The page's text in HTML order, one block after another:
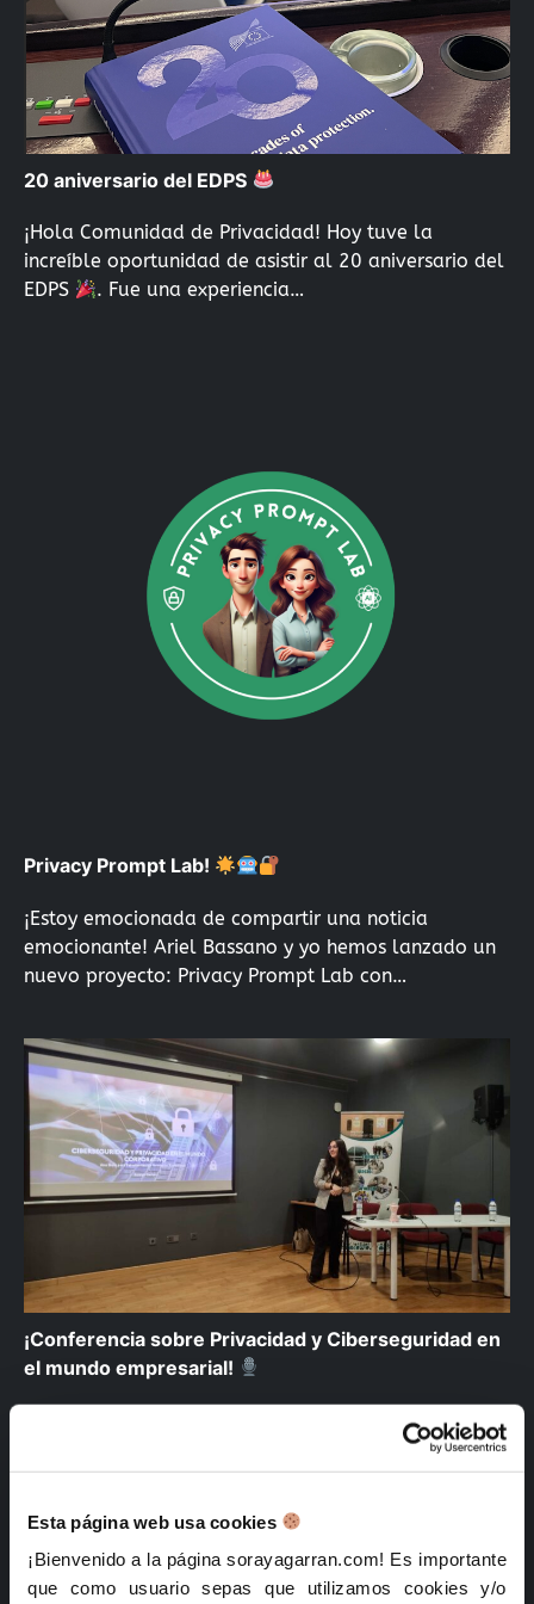
Esta página web usa cookies
¡Bienvenido a la página sorayagarran.com! Es importante
que como usuario sepas que utilizamos cookies y/o
20 aniversario del EDPS
¡Hola Comunidad de Privacidad! Hoy tuve la
increíble oportunidad de asistir al 20 aniversario del
EDPS
. Fue una experiencia…
Privacy Prompt Lab!
¡Estoy emocionada de compartir una noticia
emocionante! Ariel Bassano y yo hemos lanzado un
nuevo proyecto: Privacy Prompt Lab con…
¡Conferencia sobre Privacidad y Ciberseguridad en
el mundo empresarial!
Ayer tuve la suerte de compartir mis conocimientos
sobre privacidad y ciberseguridad con alumnos de
Formación Profesional del IES Paiporta.…
Buscar
Buscar